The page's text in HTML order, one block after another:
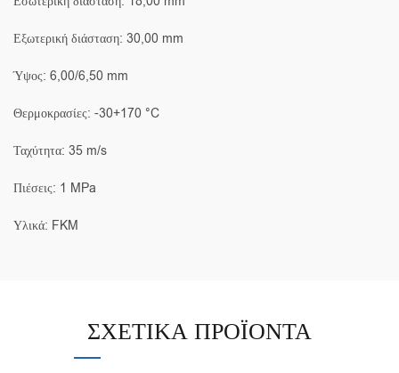
Εξωτερική διάσταση: 30,00 mm
Ύψος: 6,00/6,50 mm
Θερμοκρασίες: -30+170 °C
Ταχύτητα: 35 m/s
Πιέσεις: 1 MPa
Υλικά: FKM
ΣΧΕΤΙΚΆ ΠΡΟΪΌΝΤΑ